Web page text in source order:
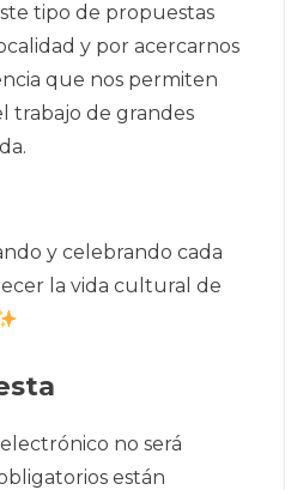
tipo de propuestas
y por acercarnos
que nos permiten
trabajo de grandes
y celebrando cada
la vida cultural de
no será
están